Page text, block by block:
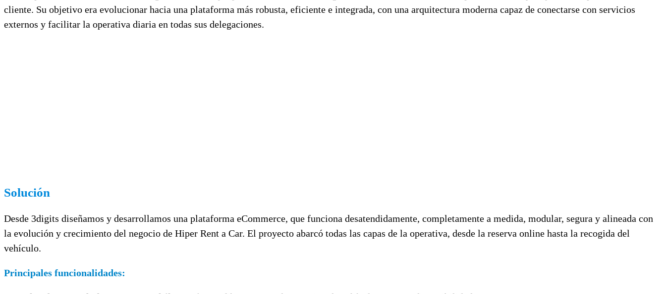
cliente. Su objetivo era evolucionar hacia una plataforma más robusta, eficiente e integrada, con una arquitectura moderna capaz de conectarse con servicios
externos y facilitar la operativa diaria en todas sus delegaciones.
Solución
Desde 3digits diseñamos y desarrollamos una plataforma eCommerce, que funciona desatendidamente, completamente a medida, modular, segura y alineada con
la evolución y crecimiento del negocio de Hiper Rent a Car. El proyecto abarcó todas las capas de la operativa, desde la reserva online hasta la recogida del
vehículo.
Principales funcionalidades: